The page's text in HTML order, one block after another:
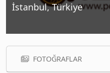
İstanbul, Türkiye
FOTOĞRAFLAR